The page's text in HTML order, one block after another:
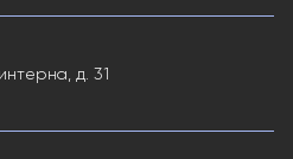
д. 31